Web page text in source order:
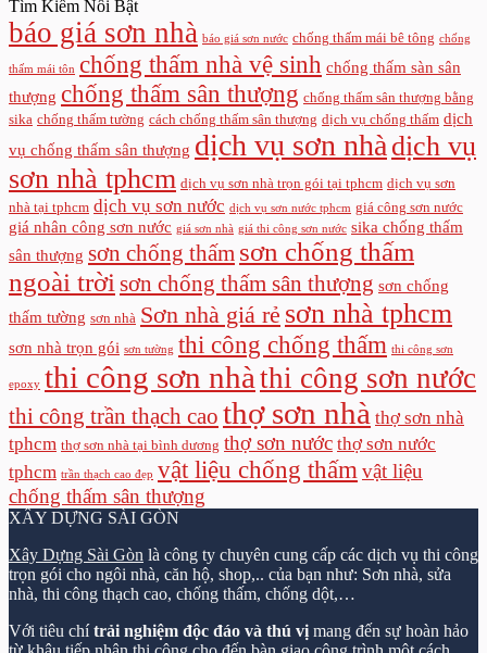
Tìm Kiếm Nổi Bật
báo giá sơn nhà báo giá sơn nước chống thấm mái bê tông chống
thấm mái tôn chống thấm nhà vệ sinh chống thấm sàn sân
thượng chống thấm sân thượng chống thấm sân thượng bằng
sika chống thấm tường cách chống thấm sân thượng dịch vụ chống thấm dịch
vụ chống thấm sân thượng dịch vụ sơn nhà dịch vụ
sơn nhà tphcm dịch vụ sơn nhà trọn gói tại tphcm dịch vụ sơn
nhà tại tphcm dịch vụ sơn nước dịch vụ sơn nước tphcm giá công sơn nước
giá nhân công sơn nước giá sơn nhà giá thi công sơn nước sika chống thấm
sân thượng sơn chống thấm sơn chống thấm
ngoài trời sơn chống thấm sân thượng sơn chống
thấm tường sơn nhà Sơn nhà giá rẻ sơn nhà tphcm
sơn nhà trọn gói sơn tường thi công chống thấm thi công sơn
epoxy thi công sơn nhà thi công sơn nước
thi công trần thạch cao thợ sơn nhà thợ sơn nhà
tphcm thợ sơn nhà tại bình dương thợ sơn nước thợ sơn nước
tphcm trần thạch cao đẹp vật liệu chống thấm vật liệu
chống thấm sân thượng
XÂY DỰNG SÀI GÒN
Xây Dựng Sài Gòn là công ty chuyên cung cấp các dịch vụ thi công
trọn gói cho ngôi nhà, căn hộ, shop,.. của bạn như: Sơn nhà, sửa
nhà, thi công thạch cao, chống thấm, chống dột,…
Với tiêu chítrải nghiệm độc đáo và thú vị mang đến sự hoàn hảo